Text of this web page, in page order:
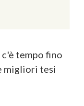
tempo fino
migliori tesi